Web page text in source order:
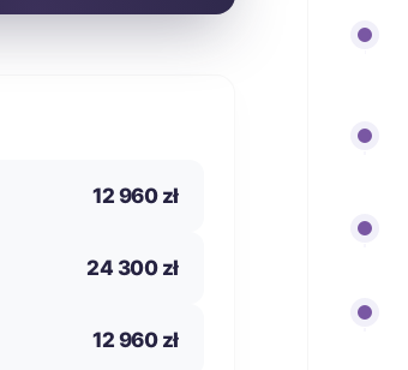
12 960 zł
24 300 zł
12 960 zł